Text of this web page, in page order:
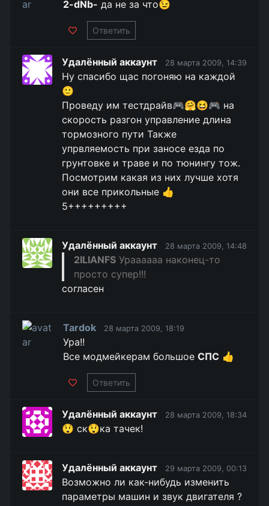
2-dNb- да не за что😉
Ответить
Удалённый аккаунт 28 марта 2009, 14:39
Ну спасибо щас погоняю на каждой
🙂
Проведу им тестдрайв🎮🤗😆🎮 на
скорость разгон управление длина
тормозного пути Также
упрвляемость при заносе езда по
грунтовке и траве и по тюнингу тож.
Посмотрим какая из них лучше хотя
они все прикольные 👍
5+++++++++
Удалённый аккаунт 28 марта 2009, 14:48
2ILIANFS Ураааааа наконец-то
просто супер!!!
согласен
Tardok 28 марта 2009, 18:19
Ура!!
Все модмейкерам большоеСПС 👍
Ответить
Удалённый аккаунт 28 марта 2009, 18:34
😲 ск😲ка тачек!
Удалённый аккаунт 29 марта 2009, 00:13
Возможно ли как-нибудь изменить
параметры машин и звук двигателя ?